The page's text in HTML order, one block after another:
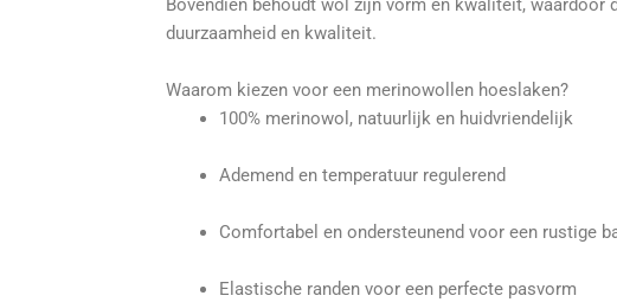
Bovendien behoudt wol zijn vorm en kwaliteit, waardoor
duurzaamheid en kwaliteit.
Waarom kiezen voor een merinowollen hoeslaken?
100% merinowol, natuurlijk en huidvriendelijk
Ademend en temperatuur regulerend
Comfortabel en ondersteunend voor een rustige
Elastische randen voor een perfecte pasvorm